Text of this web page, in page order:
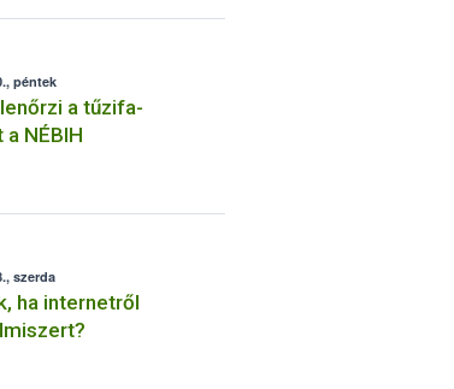
péntek
a tűzifa-
NÉBIH
szerda
ha internetről